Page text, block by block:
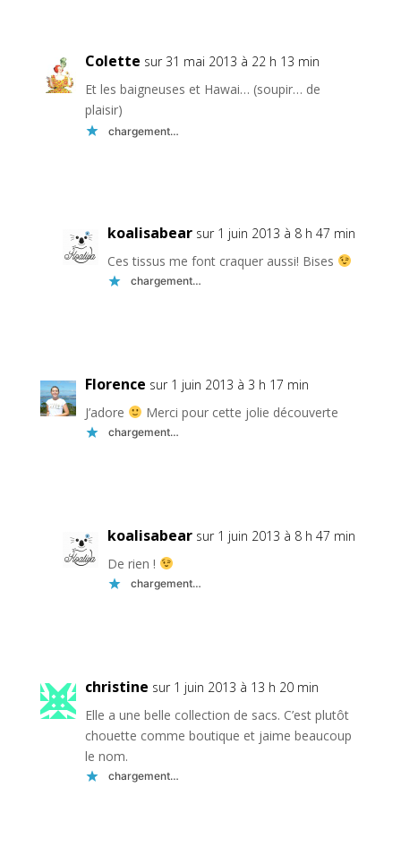
Colette sur 31 mai 2013 à 22 h 13 min
Et les baigneuses et Hawai… (soupir… de
plaisir)
chargement…
koalisabear sur 1 juin 2013 à 8 h 47 min
Ces tissus me font craquer aussi! Bises
chargement…
Florence sur 1 juin 2013 à 3 h 17 min
J’adore
Merci pour cette jolie découverte
chargement…
koalisabear sur 1 juin 2013 à 8 h 47 min
De rien !
chargement…
christine sur 1 juin 2013 à 13 h 20 min
Elle a une belle collection de sacs. C’est plutôt
chouette comme boutique et jaime beaucoup
le nom.
chargement…